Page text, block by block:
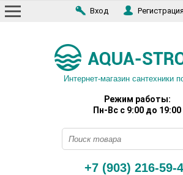
Вход Регистрация
Интернет-магазин сантехники
Режим работы:
Пн-Вс с 9:00 до 19:00
+7 (903) 216-59-